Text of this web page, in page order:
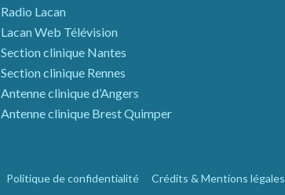
Radio Lacan
Lacan Web Télévision
Section clinique Nantes
Section clinique Rennes
Antenne clinique d’Angers
Antenne clinique Brest Quimper
Politique de confidentialité Crédits & Mentions légales